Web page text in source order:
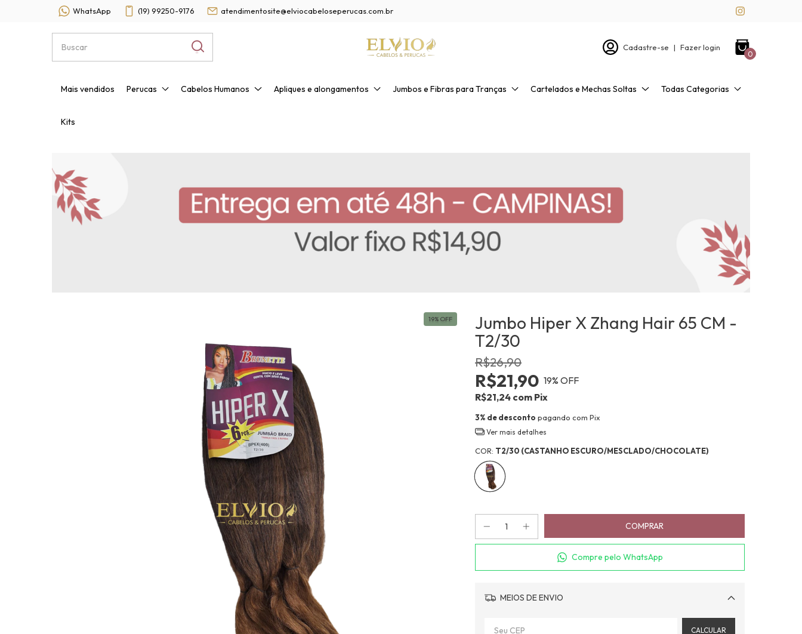
WhatsApp (19) 99250-9176 atendimentosite@elviocabeloseperucas.com.br
Cadastre-se | Fazer login
0
Mais vendidos Perucas Cabelos Humanos Apliques e alongamentos Jumbos e Fibras para Tranças Cartelados e Mechas Soltas Todas Categorias
Kits
19% OFF
Jumbo Hiper X Zhang Hair 65 CM -
T2/30
R$26,90
R$21,90 19% OFF
R$21,24 com Pix
3% de desconto pagando com Pix
Ver mais detalhes
COR: T2/30 (CASTANHO ESCURO/MESCLADO/CHOCOLATE)
Compre pelo WhatsApp
MEIOS DE ENVIO
Alterar CEP
CALCULAR